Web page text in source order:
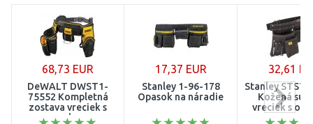
68,73 EUR
DeWALT DWST1-
75552 Kompletná
zostava vreciek s
opaskom
17,37 EUR
Stanley 1-96-178
Opasok na náradie
32,61
Stanley
Kožená
vreciek s